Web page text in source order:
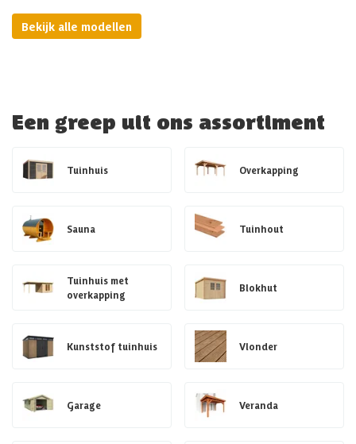
Bekijk alle modellen
Een greep uit ons assortiment
Tuinhuis Overkapping
Sauna Tuinhout
Tuinhuis met
overkapping
Blokhut
Kunststof tuinhuis Vlonder
Garage Veranda